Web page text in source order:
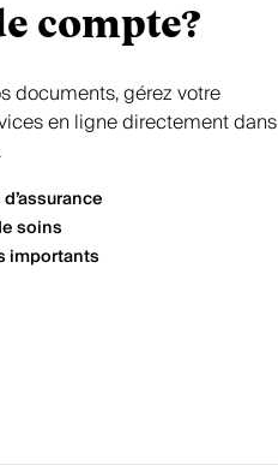
compte?
documents, gérez votre
en ligne directement dans
soins
importants